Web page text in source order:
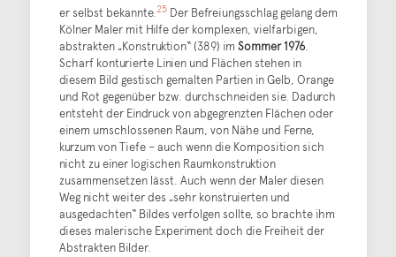
er selbst bekannte.25Der Befreiungsschlag gelang dem
Kölner Maler mit Hilfe der komplexen, vielfarbigen,
abstrakten „Konstruktion“ (389) im Sommer 1976.
Scharf konturierte Linien und Flächen stehen in
diesem Bild gestisch gemalten Partien in Gelb, Orange
und Rot gegenüber bzw. durchschneiden sie. Dadurch
entsteht der Eindruck von abgegrenzten Flächen oder
einem umschlossenen Raum, von Nähe und Ferne,
kurzum von Tiefe – auch wenn die Komposition sich
nicht zu einer logischen Raumkonstruktion
zusammensetzen lässt. Auch wenn der Maler diesen
Weg nicht weiter des „sehr konstruierten und
ausgedachten“ Bildes verfolgen sollte, so brachte ihm
dieses malerische Experiment doch die Freiheit der
Abstrakten Bilder.